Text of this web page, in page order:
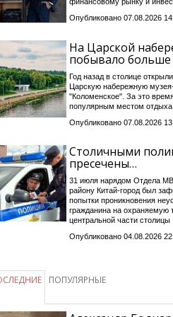
Опубликовано 07.08.2026
На Царской
побывало больше
Год назад в столице
Царскую набережную
"Коломенское". За это
популярным местом отдыха
Опубликовано 07.08.2026
Столичными
пресечены…
31 июля нарядом Отдела
району Китай-город был
попытки проникновения
гражданина на охраняемую
центральной части столицы
Опубликовано 04.08.2026
ПОПУЛЯРНЫЕ